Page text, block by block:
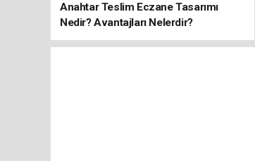
Anahtar Teslim Eczane Tasarımı
Nedir? Avantajları Nelerdir?